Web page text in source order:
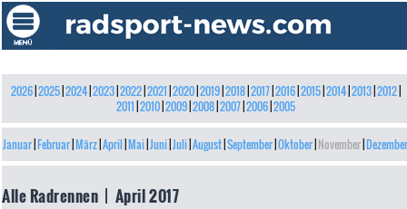
2026| 2025| 2024| 2023| 2022| 2021 2020| 2019| 2018| 2017| 2016| 2015| 2014| 2013| 2012|
2011 2010| 2009| 2008| 2007| 2006| 2005
Januar Februar März April Mai Juni Juli August September Oktober November Dezember
Alle Radrennen | April 2017